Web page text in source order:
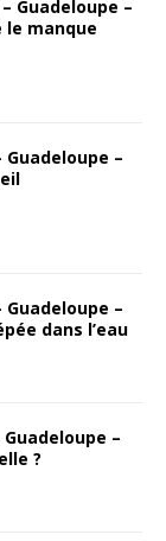
Guadeloupe –
manque
Guadeloupe –
Guadeloupe –
dans l’eau
Guadeloupe –
?